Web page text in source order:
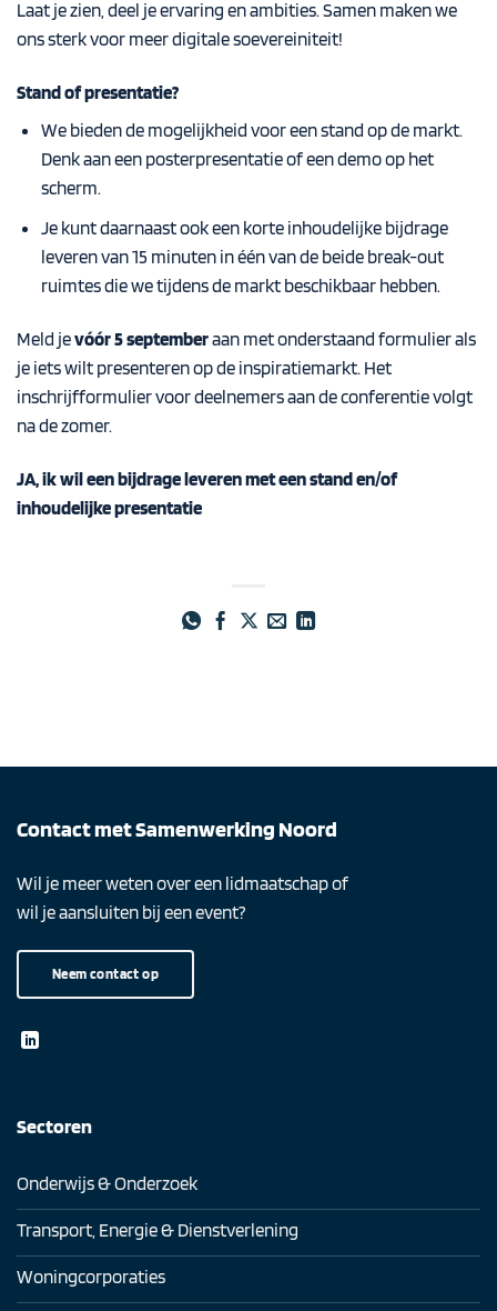
Laat je zien, deel je ervaring en ambities. Samen maken we
ons sterk voor meer digitale soevereiniteit!
Stand of presentatie?
We bieden de mogelijkheid voor een stand op de markt.
Denk aan een posterpresentatie of een demo op het
scherm.
Je kunt daarnaast ook een korte inhoudelijke bijdrage
leveren van 15 minuten in één van de beide break-out
ruimtes die we tijdens de markt beschikbaar hebben.
Meld jevóór 5 septemberaan met onderstaand formulier als
je iets wilt presenteren op de inspiratiemarkt. Het
inschrijfformulier voor deelnemers aan de conferentie volgt
na de zomer.
JA, ik wil een bijdrage leveren met een stand en/of
inhoudelijke presentatie
Contact met Samenwerking Noord
Wil je meer weten over een lidmaatschap of
wil je aansluiten bij een event?
Neem contact op
Sectoren
Onderwijs & Onderzoek
Transport, Energie & Dienstverlening
Woningcorporaties